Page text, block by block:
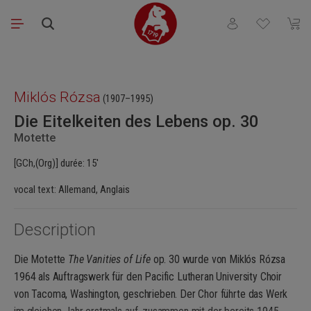
Passer au contenu principal
Vous avez 0Le
Miklós Rózsa (1907–1995)
Die Eitelkeiten des Lebens op. 30
Motette
[GCh,(Org)] durée: 15′
vocal text: Allemand, Anglais
Description
Die Motette The Vanities of Lifeop. 30 wurde von Miklós Rózsa
1964 als Auftragswerk für den Pacific Lutheran University Choir
von Tacoma, Washington, geschrieben. Der Chor führte das Werk